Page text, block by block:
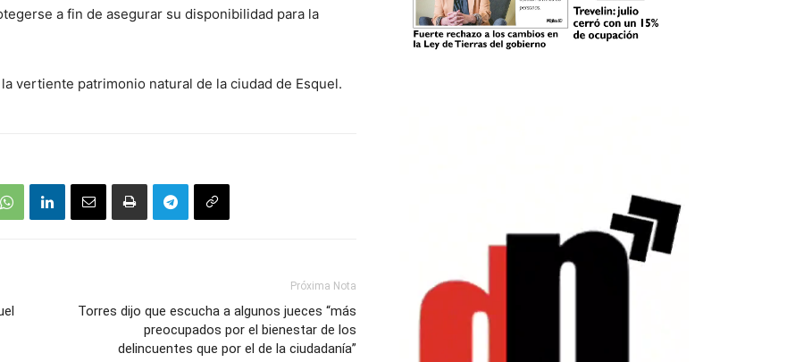
a fin de asegurar su disponibilidad para la
vertiente patrimonio natural de la ciudad de Esquel.
Próxima Nota
Torres dijo que escucha a algunos jueces “más
preocupados por el bienestar de los
delincuentes que por el de la ciudadanía”